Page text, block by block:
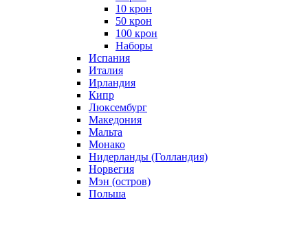
10 крон
50 крон
100 крон
Наборы
Испания
Италия
Ирландия
Кипр
Люксембург
Македония
Мальта
Монако
Нидерланды (Голландия)
Норвегия
Мэн (остров)
Польша